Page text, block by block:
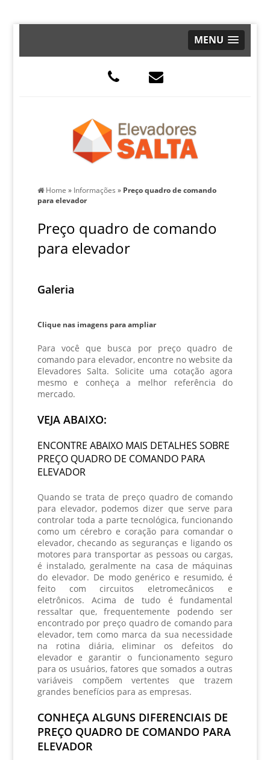
MENU
Home » Informações » Preço quadro de comando
para elevador
Preço quadro de comando
para elevador
Galeria
Clique nas imagens para ampliar
Para você que busca por preço quadro de
comando para elevador, encontre no website da
Elevadores Salta. Solicite uma cotação agora
mesmo e conheça a melhor referência do
mercado.
VEJA ABAIXO:
ENCONTRE ABAIXO MAIS DETALHES SOBRE
PREÇO QUADRO DE COMANDO PARA
ELEVADOR
Quando se trata de preço quadro de comando
para elevador, podemos dizer que serve para
controlar toda a parte tecnológica, funcionando
como um cérebro e coração para comandar o
elevador, checando as seguranças e ligando os
motores para transportar as pessoas ou cargas,
é instalado, geralmente na casa de máquinas
do elevador. De modo genérico e resumido, é
feito com circuitos eletromecânicos e
eletrônicos. Acima de tudo é fundamental
ressaltar que, frequentemente podendo ser
encontrado por preço quadro de comando para
elevador, tem como marca da sua necessidade
na rotina diária, eliminar os defeitos do
elevador e garantir o funcionamento seguro
para os usuários, fatores que somados a outras
variáveis compõem vertentes que trazem
grandes benefícios para as empresas.
CONHEÇA ALGUNS DIFERENCIAIS DE
PREÇO QUADRO DE COMANDO PARA
ELEVADOR